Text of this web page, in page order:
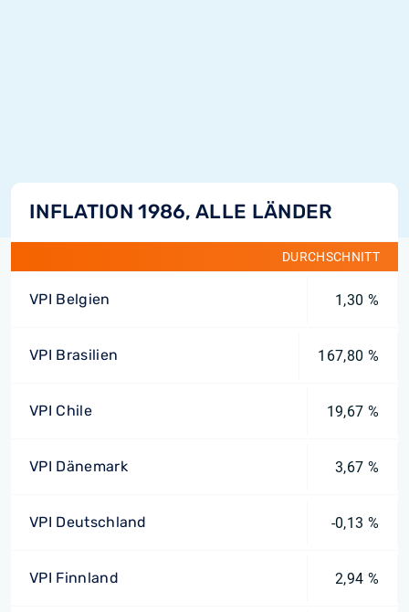
INFLATION 1986, ALLE LÄNDER
DURCHSCHNITT
VPI Belgien 1,30 %
VPI Brasilien 167,80 %
VPI Chile 19,67 %
VPI Dänemark 3,67 %
VPI Deutschland -0,13 %
VPI Finnland 2,94 %